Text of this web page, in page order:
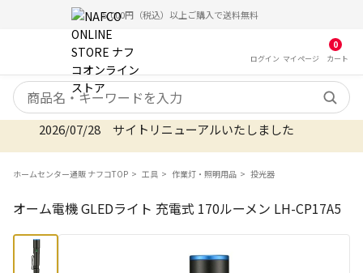
5,000円（税込）以上ご購入で送料無料
ログイン マイ ページ
0
カート
検索キーワード
2026/07/28 サイトリニューアルいたしました
ホームセンター通販 ナフコTOP 工具 作業灯・照明用品 投光器
オーム電機 GLEDライト 充電式 170ルーメン LH-CP17A5